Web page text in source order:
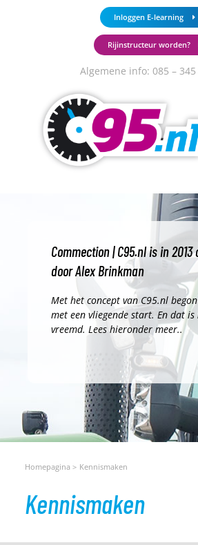
Inloggen E-learning
Rijinstructeur worden?
Algemene info: 085 – 345
Commection | C95.nl is in
door Alex Brinkman
Met het concept van C95.nl
met een vliegende start. En dat is
vreemd. Lees hieronder meer..
Homepagina Kennismaken
Kennismaken